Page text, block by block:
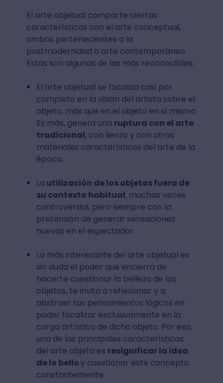
El arte objetual comparte ciertas
características con el arte conceptual,
ambos pertenecientes a la
postmodernidad o arte contemporáneo.
Estas son algunas de las más reconocibles:
El arte objetual se focaliza casi por
completo en la visión del artista sobre el
objeto, más que en el objeto en sí mismo.
Es más, genera una ruptura con el arte
tradicional, con lienzo y con otros
materiales característicos del arte de la
época.
La utilización de los objetos fuera de
su contexto habitual, muchas veces
controversial, pero siempre con la
pretensión de generar sensaciones
nuevas en el espectador.
Lo más interesante del arte objetual es
sin duda el poder que encierra de
hacerte cuestionar la belleza de los
objetos, te invita a reflexionar y a
abstraer tus pensamientos lógicos en
poder focalizar exclusivamente en la
carga artística de dicho objeto. Por eso,
una de las principales características
del arte objeto es resignificar la idea
de lo belloy cuestionar este concepto
constantemente.